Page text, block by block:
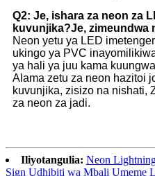
Q2: Je, ishara za neon za
kuvunjika?Je, zimeundwa
Neon yetu ya LED
ukingo ya PVC
ya hali ya juu kama
Alama zetu za neon hazitoi
kuvunjika, zisizo na nishati,
za neon za jadi.
Iliyotangulia: Neon
Sign Udhibiti wa Mbali Umeme